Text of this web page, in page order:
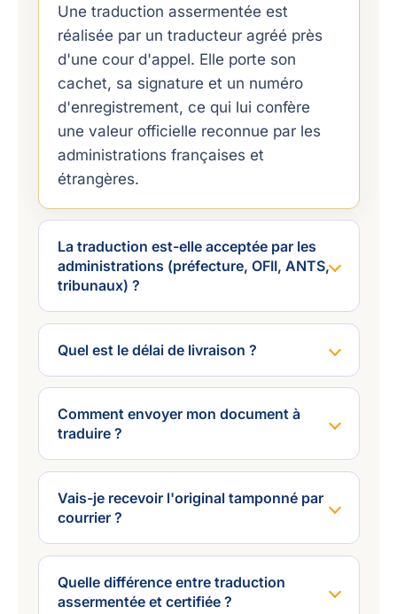
Une traduction assermentée est
réalisée par un traducteur agréé près
d'une cour d'appel. Elle porte son
cachet, sa signature et un numéro
d'enregistrement, ce qui lui confère
une valeur officielle reconnue par les
administrations françaises et
étrangères.
La traduction est-elle acceptée par les
administrations (préfecture, OFII, ANTS,
tribunaux) ?
Quel est le délai de livraison ?
Comment envoyer mon document à
traduire ?
Vais-je recevoir l'original tamponné par
courrier ?
Quelle différence entre traduction
assermentée et certifiée ?